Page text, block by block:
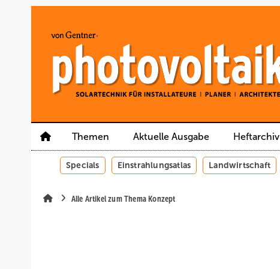
Themen Aktuelle Ausgabe Heftarchiv
Specials Einstrahlungsatlas Landwirtschaft
Alle Artikel zum Thema Konzept